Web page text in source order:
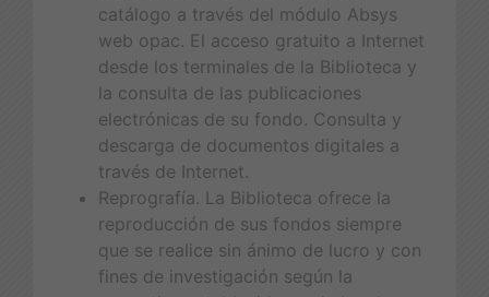
catálogo a través del módulo Absys
web opac. El acceso gratuito a Internet
desde los terminales de la Biblioteca y
la consulta de las publicaciones
electrónicas de su fondo. Consulta y
descarga de documentos digitales a
través de Internet.
Reprografía. La Biblioteca ofrece la
reproducción de sus fondos siempre
que se realice sin ánimo de lucro y con
fines de investigación según la